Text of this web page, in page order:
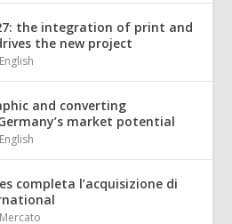
the integration of print and
the new project
English
and converting
market potential
English
completa l’acquisizione di
Mercato